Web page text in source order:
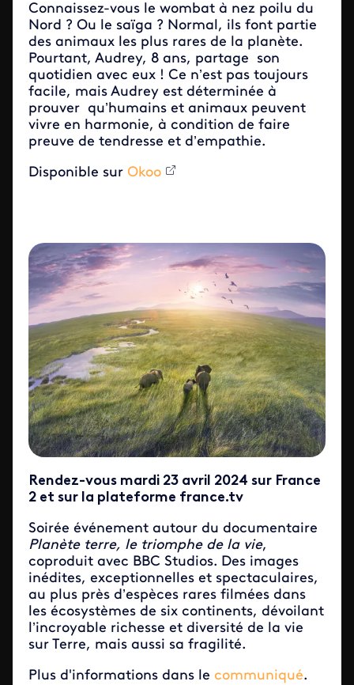
Connaissez-vous le wombat à nez poilu du
Nord ? Ou le saïga ? Normal, ils font partie
des animaux les plus rares de la planète.
Pourtant, Audrey, 8 ans, partage son
quotidien avec eux ! Ce n’est pas toujours
facile, mais Audrey est déterminée à
prouver qu’humains et animaux peuvent
vivre en harmonie, à condition de faire
preuve de tendresse et d’empathie.
Disponible sur Okoo
Rendez-vous mardi 23 avril 2024 sur France
2 et sur la plateforme france.tv
Soirée événement autour du documentaire
Planète terre, le triomphe de la vie,
coproduit avec BBC Studios. Des images
inédites, exceptionnelles et spectaculaires,
au plus près d’espèces rares filmées dans
les écosystèmes de six continents, dévoilant
l’incroyable richesse et diversité de la vie
sur Terre, mais aussi sa fragilité.
Plus d'informations dans le communiqué.